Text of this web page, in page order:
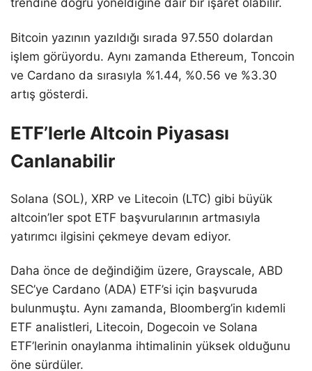
trendine doğru yöneldiğine dair bir işaret olabilir.
Bitcoin yazının yazıldığı sırada 97.550 dolardan
işlem görüyordu. Aynı zamanda Ethereum, Toncoin
ve Cardano da sırasıyla %1.44, %0.56 ve %3.30
artış gösterdi.
ETF’lerle Altcoin Piyasası
Canlanabilir
Solana (SOL), XRP ve Litecoin (LTC) gibi büyük
altcoin’ler spot ETF başvurularının artmasıyla
yatırımcı ilgisini çekmeye devam ediyor.
Daha önce de değindiğim üzere, Grayscale, ABD
SEC’ye Cardano (ADA) ETF’si için başvuruda
bulunmuştu. Aynı zamanda, Bloomberg’in kıdemli
ETF analistleri, Litecoin, Dogecoin ve Solana
ETF’lerinin onaylanma ihtimalinin yüksek olduğunu
öne sürdüler.